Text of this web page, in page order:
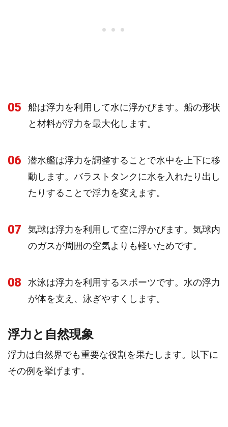
05
船は浮力を利用して水に浮かびます。船の形状
と材料が浮力を最大化します。
06
潜水艦は浮力を調整することで水中を上下に移
動します。バラストタンクに水を入れたり出し
たりすることで浮力を変えます。
07
気球は浮力を利用して空に浮かびます。気球内
のガスが周囲の空気よりも軽いためです。
08
水泳は浮力を利用するスポーツです。水の浮力
が体を支え、泳ぎやすくします。
浮力と自然現象
浮力は自然界でも重要な役割を果たします。以下に
その例を挙げます。